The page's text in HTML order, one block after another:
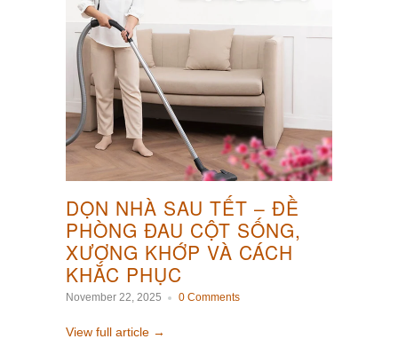
DỌN NHÀ SAU TẾT – ĐỀ
PHÒNG ĐAU CỘT SỐNG,
XƯƠNG KHỚP VÀ CÁCH
KHẮC PHỤC
November 22, 2025 0 Comments
View full article →